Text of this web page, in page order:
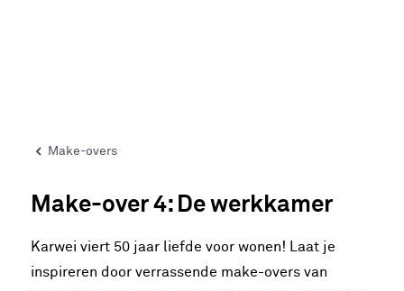
Make-overs
Make-over 4: De werkkamer
Karwei viert 50 jaar liefde voor wonen! Laat je
inspireren door verrassende make-overs van